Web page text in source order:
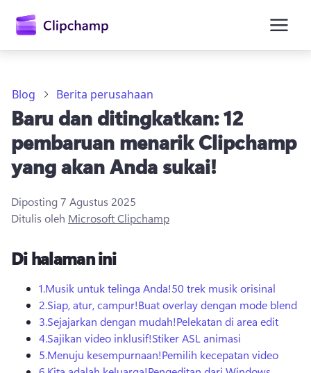
utama
Masuk
Blog Berita perusahaan
Baru dan ditingkatkan: 12
pembaruan menarik Clipchamp
yang akan Anda sukai!
Diposting 7 Agustus 2025
Ditulis oleh Microsoft Clipchamp
Di halaman ini
1.Musik untuk telinga Anda!50 trek musik orisinal
2.Siap, atur, campur!Buat overlay dengan mode blend
3.Sejajarkan dengan mudah!Pelekatan di area edit
4.Sajikan video inklusif!Stiker ASL animasi
5.Menuju kesempurnaan!Pemilih kecepatan video